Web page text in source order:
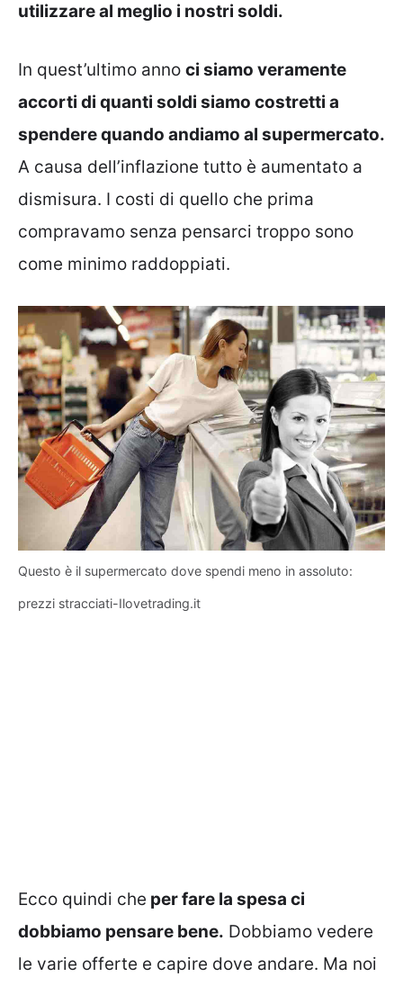
utilizzare al meglio i nostri soldi.
In quest’ultimo anno ci siamo veramente
accorti di quanti soldi siamo costretti a
spendere quando andiamo al supermercato.
A causa dell’inflazione tutto è aumentato a
dismisura. I costi di quello che prima
compravamo senza pensarci troppo sono
come minimo raddoppiati.
Questo è il supermercato dove spendi meno in assoluto:
prezzi stracciati-Ilovetrading.it
Ecco quindi che per fare la spesa ci
dobbiamo pensare bene. Dobbiamo vedere
le varie offerte e capire dove andare. Ma noi